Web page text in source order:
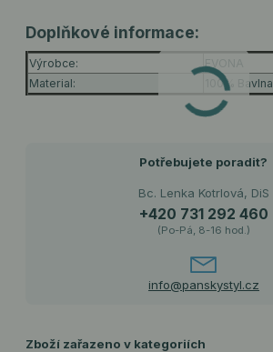
Doplňkové informace:
Výrobce:
EVONA
Material:
100% Bavlna
Potřebujete poradit?
Bc. Lenka Kotrlová, DiS
+420 731 292 460
(Po-Pá, 8-16 hod.)
info@panskystyl.cz
Zboží zařazeno v kategoriích